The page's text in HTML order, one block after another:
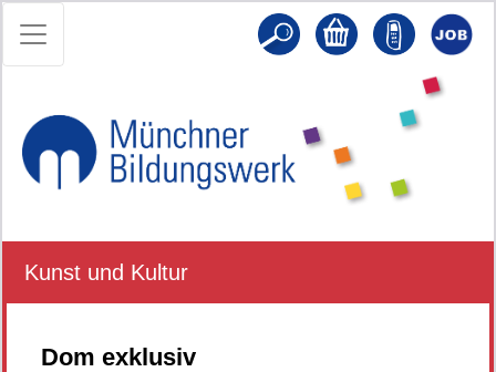
Kunst und Kultur
Dom exklusiv